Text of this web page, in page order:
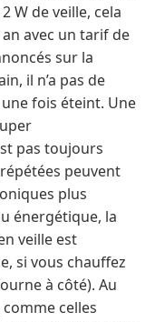
W de veille, cela
avec un tarif de
sur la
il n’a pas de
fois éteint. Une
pas toujours
peuvent
plus
énergétique, la
veille est
si vous chauffez
à côté). Au
celles